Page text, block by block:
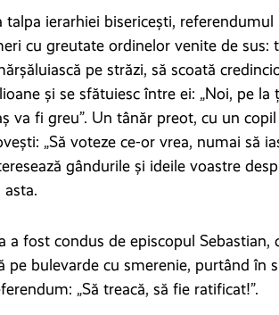
talpa ierarhiei bisericești,
cu greutate ordinelor venite de sus:
pe străzi, să scoată
și se sfătuiesc între ei: „Noi, pe
va fi greu”. Un tânăr preot, cu un
„Să voteze ce-or vrea, numai să
gândurile și ideile voastre
asta.
a fost condus de episcopul Sebastian,
pe bulevarde cu smerenie, purtând în
„Să treacă, să fie ratificat!”.